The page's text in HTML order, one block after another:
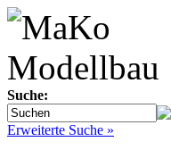
Suche:
Erweiterte Suche »